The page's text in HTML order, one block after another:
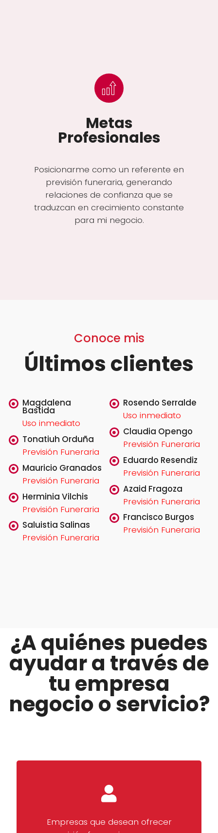
Metas
Profesionales
Posicionarme como un referente en
previsión funeraria, generando
relaciones de confianza que se
traduzcan en crecimiento constante
para mi negocio.
Conoce mis
Últimos clientes
Magdalena
Bastida
Uso inmediato
Tonatiuh Orduña
Previsión Funeraria
Mauricio Granados
Previsión Funeraria
Herminia Vilchis
Previsión Funeraria
Saluistia Salinas
Previsión Funeraria
Rosendo Serralde
Uso inmediato
Claudia Opengo
Previsión Funeraria
Eduardo Resendiz
Previsión Funeraria
Azaid Fragoza
Previsión Funeraria
Francisco Burgos
Previsión Funeraria
¿A quiénes puedes
ayudar a través de
tu empresa
negocio o servicio?
Empresas que desean ofrecer